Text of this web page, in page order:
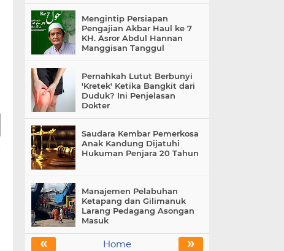
Mengintip Persiapan
Pengajian Akbar Haul ke 7
KH. Asror Abdul Hannan
Manggisan Tanggul
Pernahkah Lutut Berbunyi
'Kretek' Ketika Bangkit dari
Duduk? Ini Penjelasan
Dokter
Saudara Kembar Pemerkosa
Anak Kandung Dijatuhi
Hukuman Penjara 20 Tahun
Manajemen Pelabuhan
Ketapang dan Gilimanuk
Larang Pedagang Asongan
Masuk
« »
Home